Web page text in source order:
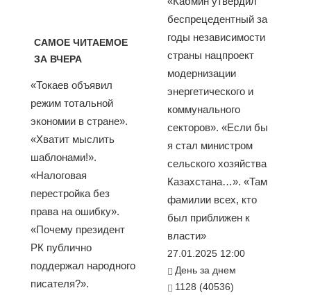
САМОЕ ЧИТАЕМОЕ
ЗА ВЧЕРА
«Токаев объявил
режим тотальной
экономии в стране».
«Хватит мыслить
шаблонами!».
«Налоговая
перестройка без
права на ошибку».
«Почему президент
РК публично
поддержал народного
писателя?».
беспрецедентный за
годы независимости
страны нацпроект
модернизации
энергетического и
коммунального
секторов». «Если бы
я стал министром
сельского хозяйства
Казахстана…». «Там
фамилии всех, кто
был приближен к
власти»
27.01.2025 12:00
День за днем
1128 (40536)